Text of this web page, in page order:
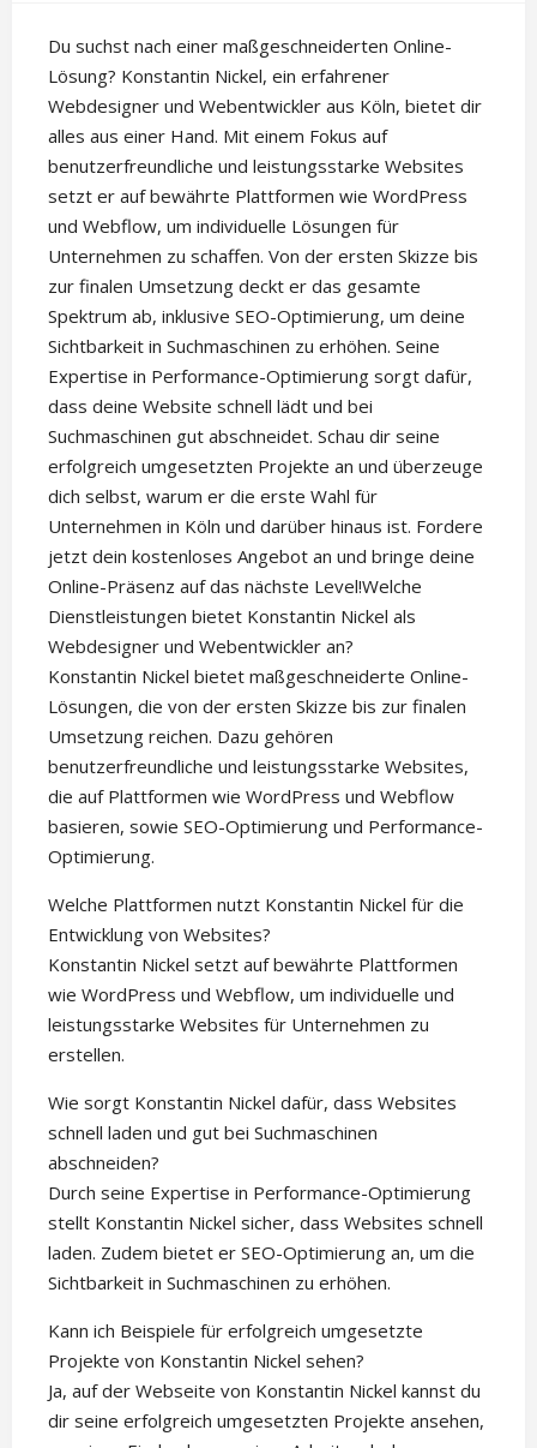
Du suchst nach einer maßgeschneiderten Online-
Lösung? Konstantin Nickel, ein erfahrener
Webdesigner und Webentwickler aus Köln, bietet dir
alles aus einer Hand. Mit einem Fokus auf
benutzerfreundliche und leistungsstarke Websites
setzt er auf bewährte Plattformen wie WordPress
und Webflow, um individuelle Lösungen für
Unternehmen zu schaffen. Von der ersten Skizze bis
zur finalen Umsetzung deckt er das gesamte
Spektrum ab, inklusive SEO-Optimierung, um deine
Sichtbarkeit in Suchmaschinen zu erhöhen. Seine
Expertise in Performance-Optimierung sorgt dafür,
dass deine Website schnell lädt und bei
Suchmaschinen gut abschneidet. Schau dir seine
erfolgreich umgesetzten Projekte an und überzeuge
dich selbst, warum er die erste Wahl für
Unternehmen in Köln und darüber hinaus ist. Fordere
jetzt dein kostenloses Angebot an und bringe deine
Online-Präsenz auf das nächste Level!Welche
Dienstleistungen bietet Konstantin Nickel als
Webdesigner und Webentwickler an?
Konstantin Nickel bietet maßgeschneiderte Online-
Lösungen, die von der ersten Skizze bis zur finalen
Umsetzung reichen. Dazu gehören
benutzerfreundliche und leistungsstarke Websites,
die auf Plattformen wie WordPress und Webflow
basieren, sowie SEO-Optimierung und Performance-
Optimierung.
Welche Plattformen nutzt Konstantin Nickel für die
Entwicklung von Websites?
Konstantin Nickel setzt auf bewährte Plattformen
wie WordPress und Webflow, um individuelle und
leistungsstarke Websites für Unternehmen zu
erstellen.
Wie sorgt Konstantin Nickel dafür, dass Websites
schnell laden und gut bei Suchmaschinen
abschneiden?
Durch seine Expertise in Performance-Optimierung
stellt Konstantin Nickel sicher, dass Websites schnell
laden. Zudem bietet er SEO-Optimierung an, um die
Sichtbarkeit in Suchmaschinen zu erhöhen.
Kann ich Beispiele für erfolgreich umgesetzte
Projekte von Konstantin Nickel sehen?
Ja, auf der Webseite von Konstantin Nickel kannst du
dir seine erfolgreich umgesetzten Projekte ansehen,